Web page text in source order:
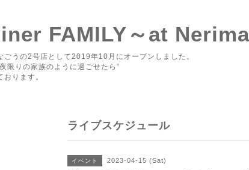
FAMILY～at
ごうの2号店として2019年10月にオープンしました。
限りの家族のように過ごせたら”
ります。
ライブスケジュール
イベント 2023-04-15 (Sat)